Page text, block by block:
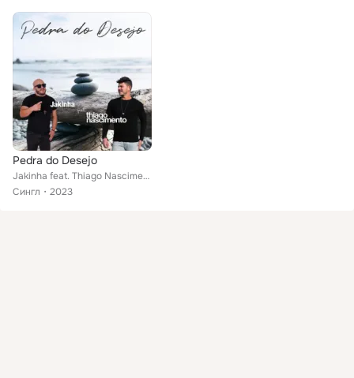
Pedra do Desejo
Jakinha feat. Thiago Nascimento
Сингл
2023